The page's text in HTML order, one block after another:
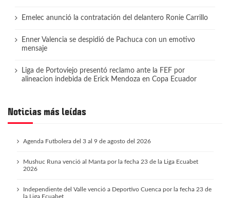
Emelec anunció la contratación del delantero Ronie Carrillo
Enner Valencia se despidió de Pachuca con un emotivo
mensaje
Liga de Portoviejo presentó reclamo ante la FEF por
alineacion indebida de Erick Mendoza en Copa Ecuador
Noticias más leídas
Agenda Futbolera del 3 al 9 de agosto del 2026
Mushuc Runa venció al Manta por la fecha 23 de la Liga Ecuabet
2026
Independiente del Valle venció a Deportivo Cuenca por la fecha 23 de
la Liga Ecuabet